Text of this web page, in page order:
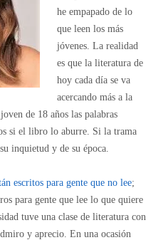
he empapado de lo
que leen los más
jóvenes. La realidad
es que la literatura de
hoy cada día se va
acercando más a la
de 18 años las palabras
si el libro lo aburre. Si la trama
inquietud y de su época.
escritos para gente que no lee;
para gente que lee lo que quiere
tuve una clase de literatura con
y aprecio. En una ocasión